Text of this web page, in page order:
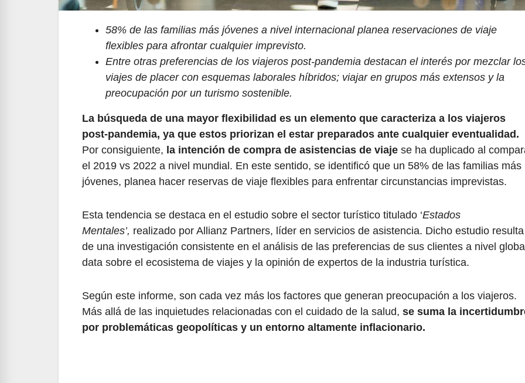
58% de las familias más jóvenes a nivel internacional planea reservaciones de viaje
flexibles para afrontar cualquier imprevisto.
Entre otras preferencias de los viajeros post-pandemia destacan el interés por mezclar
viajes de placer con esquemas laborales híbridos; viajar en grupos más extensos y la
preocupación por un turismo sostenible.
La búsqueda de una mayor flexibilidad es un elemento que caracteriza a los viajeros
post-pandemia, ya que estos priorizan el estar preparados ante cualquier eventualidad.
Por consiguiente, la intención de compra de asistencias de viaje se ha duplicado al
el 2019 vs 2022 a nivel mundial. En este sentido, se identificó que un 58% de las familias más
jóvenes, planea hacer reservas de viaje flexibles para enfrentar circunstancias imprevistas.
Esta tendencia se destaca en el estudio sobre el sector turístico titulado ‘Estados
Mentales’, realizado por Allianz Partners, líder en servicios de asistencia. Dicho estudio resulta
de una investigación consistente en el análisis de las preferencias de sus clientes a nivel
data sobre el ecosistema de viajes y la opinión de expertos de la industria turística.
Según este informe, son cada vez más los factores que generan preocupación a los viajeros.
Más allá de las inquietudes relacionadas con el cuidado de la salud, se suma la
por problemáticas geopolíticas y un entorno altamente inflacionario.